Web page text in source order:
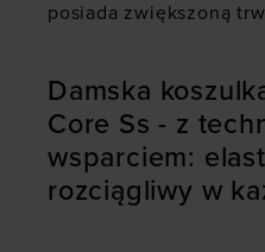
posiada zwiększoną
Damska
Core Ss - z
wsparciem:
rozciągliwy w